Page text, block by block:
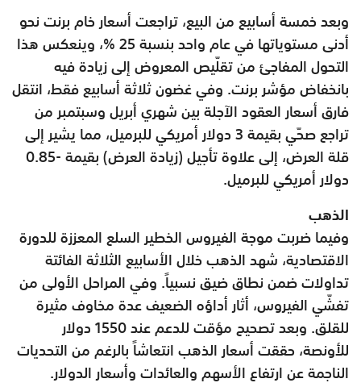
وبعد خمسة أسابيع من البيع، تراجعت أسعار خام برنت نحو
أدنى مستوياتها في عام واحد بنسبة 25 %، وينعكس هذا
التحول المفاجئ من تقلّيص المعروض إلى زيادة فيه
بانخفاض مؤشر برنت. وفي غضون ثلاثة أسابيع فقط، انتقل
فارق أسعار العقود الآجلة بين شهري أبريل وسبتمبر من
تراجع صحّي بقيمة 3 دولار أمريكي للبرميل، مما يشير إلى
قلة العرض، إلى علاوة تأجيل (زيادة العرض) بقيمة -0.85
دولار أمريكي للبرميل.
الذهب
وفيما ضربت موجة الفيروس الخطير السلع المعززة للدورة
الاقتصادية، شهد الذهب خلال الأسابيع الثلاثة الفائتة
تداولات ضمن نطاق ضيق نسبياً. وفي المراحل الأولى من
تفشّي الفيروس، أثار أداؤه الضعيف عدة مخاوف مثيرة
للقلق. وبعد تصحيح مؤقت للدعم عند 1550 دولار
للأونصة، حققت أسعار الذهب انتعاشاً بالرغم من التحديات
الناجمة عن ارتفاع الأسهم والعائدات وأسعار الدولار.